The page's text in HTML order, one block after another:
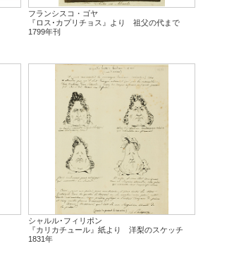
フランシスコ・ゴヤ
『ロス･カプリチョス』より 祖父の代まで
1799年刊
シャルル･フィリポン
『カリカチュール』紙より 洋梨のスケッチ
1831年